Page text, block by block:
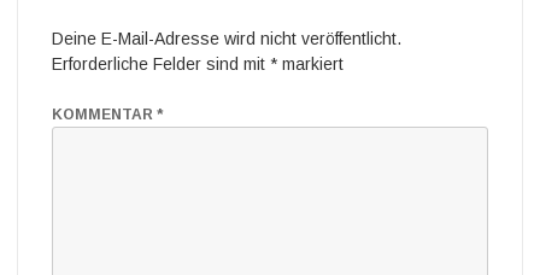
Deine E-Mail-Adresse wird nicht veröffentlicht.
Erforderliche Felder sind mit * markiert
KOMMENTAR *